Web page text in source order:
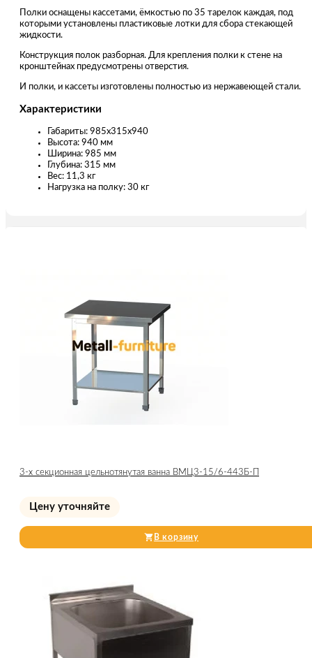
Полки оснащены кассетами, ёмкостью по 35 тарелок каждая, под
которыми установлены пластиковые лотки для сбора стекающей
жидкости.
Конструкция полок разборная. Для крепления полки к стене на
кронштейнах предусмотрены отверстия.
И полки, и кассеты изготовлены полностью из нержавеющей стали.
Характеристики
Габариты: 985х315х940
Высота: 940 мм
Ширина: 985 мм
Глубина: 315 мм
Вес: 11,3 кг
Нагрузка на полку: 30 кг
3-х секционная цельнотянутая ванна ВМЦ3-15/6-443Б-П
Цену уточняйте
В корзину